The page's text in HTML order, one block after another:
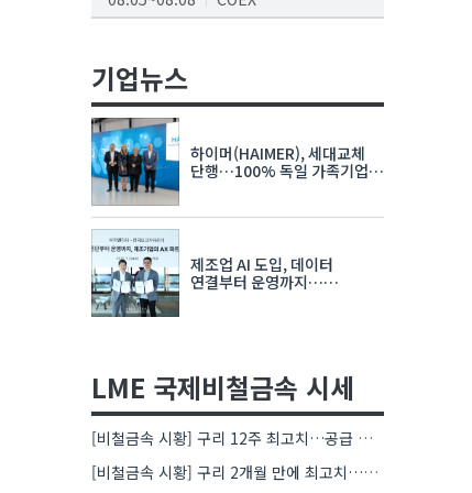
08.19~08.21
K-PRINT
08.19~08.22
자율주행모빌리티산업전
08.25~08.27
차세대 반도체 패키징 산업전
08.26~08.28 수원컨벤션센터
기업뉴스
하이머(HAIMER), 세대교체
단행…100% 독일 가족기업
제조업 AI 도입, 데이터
연결부터 운영까지…
LME 국제비철금속 시세
[비철금속 시황] 구리 12주 최고치…공급 부족 우려에 강세
[비철금속 시황] 구리 2개월 만에 최고치…재고 감소에 공급 부족 우려 확대